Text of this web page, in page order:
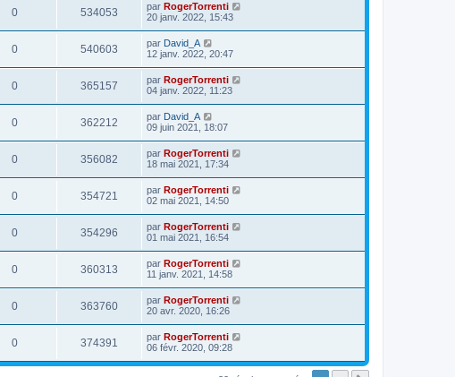
0 534053 par RogerTorrenti
20 janv. 2022, 15:43
0 540603 par David_A
12 janv. 2022, 20:47
0 365157 par RogerTorrenti
04 janv. 2022, 11:23
0 362212 par David_A
09 juin 2021, 18:07
0 356082 par RogerTorrenti
18 mai 2021, 17:34
0 354721 par RogerTorrenti
02 mai 2021, 14:50
0 354296 par RogerTorrenti
01 mai 2021, 16:54
0 360313 par RogerTorrenti
11 janv. 2021, 14:58
0 363760 par RogerTorrenti
20 avr. 2020, 16:26
0 374391 par RogerTorrenti
06 févr. 2020, 09:28